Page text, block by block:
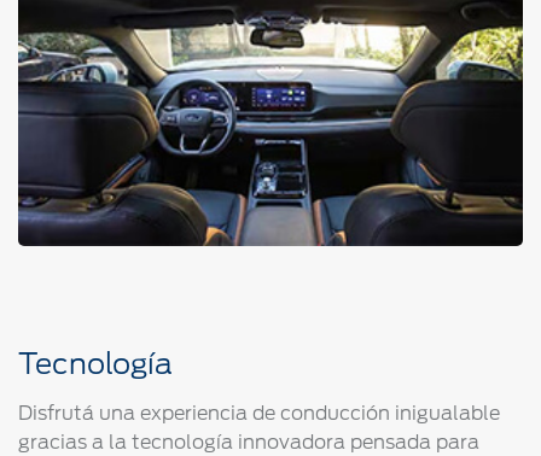
Tecnología
Disfrutá una experiencia de conducción inigualable
gracias a la tecnología innovadora pensada para